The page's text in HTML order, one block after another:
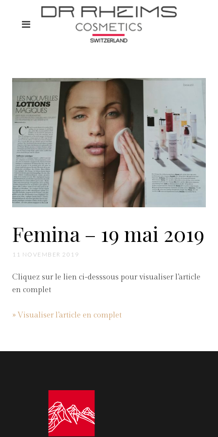
Femina – 19 mai 2019
11 NOVEMBER 2019
Cliquez sur le lien ci-desssous pour visualiser l’article
en complet
» Visualiser l’article en complet